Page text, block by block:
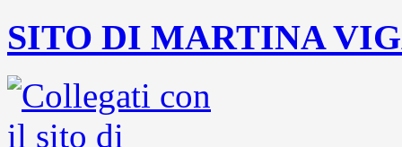
SITO DI MARTINA